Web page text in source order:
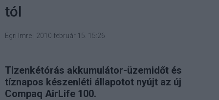
tól
Egri Imre 2010 február 15. 15:26
Tizenkétórás akkumulátor-üzemidőt és
tíznapos készenléti állapotot nyújt az új
Compaq AirLife 100.